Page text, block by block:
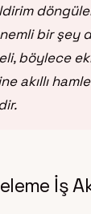
bir şey
böylece
akıllı
İş